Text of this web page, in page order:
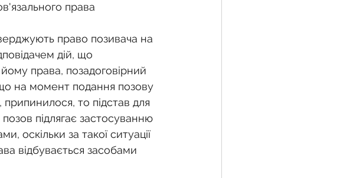
права
право позивача на
дій, що
права, позадоговірний
на момент подання позову
то підстав для
підлягає застосуванню
оскільки за такої ситуації
відбувається засобами